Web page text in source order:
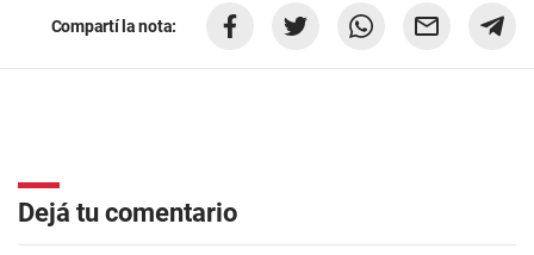
Compartí la nota:
Dejá tu comentario